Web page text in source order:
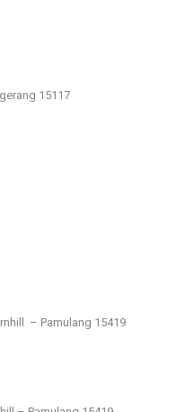
15117
– Pamulang 15419